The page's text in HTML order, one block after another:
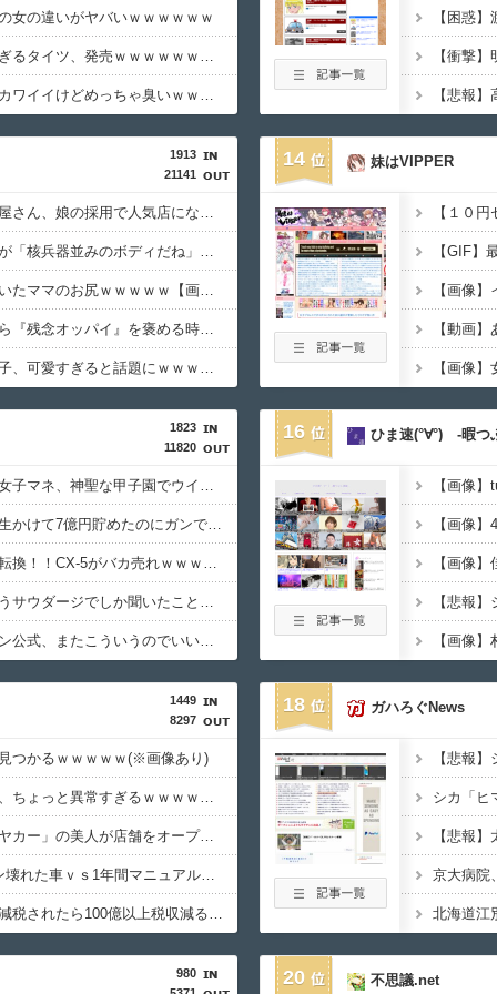
女の違いがヤバいｗｗｗｗｗｗ
【画像あり】スケ〇過ぎるタイツ、発売ｗｗｗｗｗｗｗｗｗｗｗｗｗ
【画像】この女の子（カワイイけどめっちゃ臭いｗｗｗｗｗ）が泊めてって言ってきたらどうする…？⇒！！
1913
21141
【動画】町の中華料理屋さん、娘の採用で人気店になってしまう
★★水着姿を見た彼氏が「核兵器並みのボディだね」って褒めてくれた(´；ω；｀)
【要審議】４歳娘が描いたママのお尻ｗｗｗｗｗ【画像】
【参考画像】脱がしたら『残念オッパイ』を褒める時の模範解答
【朗報】メンヘラ女の子、可愛すぎると話題にｗｗｗｗｗｗｗｗｗｗｗ
14 妹はVIPPER
【１０
【動画
1823
11820
【ＧＩＦ】仙台育英の女子マネ、神聖な甲子園でウインクをしてしまうｗｗｗ
【画像】桐谷さん「人生かけて7億円貯めたのにガンで死ぬかも。もっと素直に遊べばよかった」
【画像】マツダが黒字転換！！CX-5がバカ売れｗｗｗｗｗｗ
「サウダージ」とかいうサウダージでしか聞いたことない言葉・・・
【画像】シャウエッセン公式、またこういうのでいい丼をポストｗｗｗ
16 ひま速(°∀°) -暇つ
【画像
【画像
【画像
1449
8297
つかるｗｗｗｗｗ(※画像あり)
【衝撃】恋人がいる率、ちょっと異常すぎるｗｗｗｗｗ(※画像あり)
【衝撃】「おにぎりリヤカー」の美人が店舗をオープンした結果ｗｗｗｗｗ(※画像あり)
【衝撃】1年間エアコン壊れた車ｖｓ1年間マニュアル車←これｗｗｗｗｗ
【衝撃】地方の知事「減税されたら100億以上税収減るんですが？????」←これｗｗｗｗｗ
18 ガハろぐNews
980
20 不思議.net